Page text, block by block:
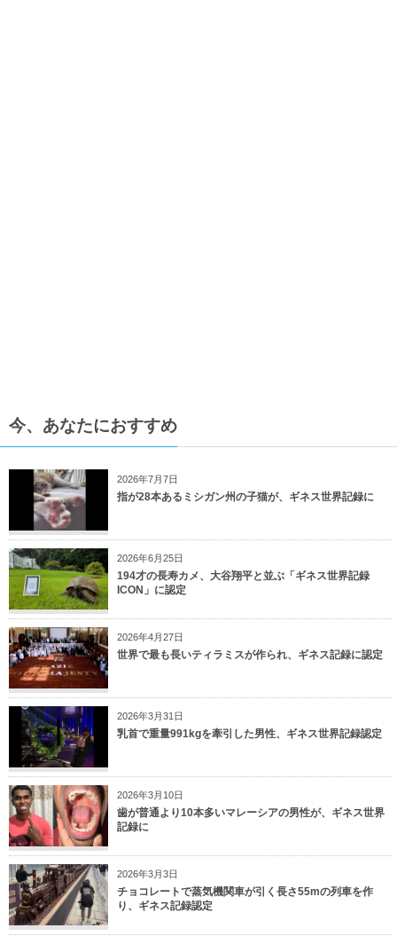
今、あなたにおすすめ
2026年7月7日
指が28本あるミシガン州の子猫が、ギネス世界記録に
2026年6月25日
194才の長寿カメ、大谷翔平と並ぶ「ギネス世界記録
ICON」に認定
2026年4月27日
世界で最も長いティラミスが作られ、ギネス記録に認定
2026年3月31日
乳首で重量991kgを牽引した男性、ギネス世界記録認定
2026年3月10日
歯が普通より10本多いマレーシアの男性が、ギネス世界
記録に
2026年3月3日
チョコレートで蒸気機関車が引く長さ55mの列車を作
り、ギネス記録認定